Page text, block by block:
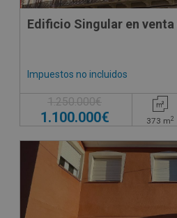
Edificio Singular en venta
Impuestos no incluidos
1.250.000€
1.100.000€ 373 m2
CONDICIONES ESPECIALES